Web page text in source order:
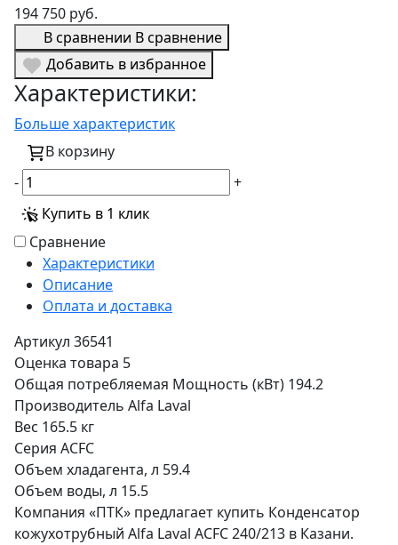
194 750 руб.
В сравнении В сравнение
Добавить в избранное
Характеристики:
Больше характеристик
В корзину
-
+
Купить в 1 клик
Сравнение
Характеристики
Описание
Оплата и доставка
Артикул 36541
Оценка товара 5
Общая потребляемая Мощность (кВт) 194.2
Производитель Alfa Laval
Вес 165.5 кг
Серия ACFC
Объем хладагента, л 59.4
Объем воды, л 15.5
Компания «ПТК» предлагает купить Конденсатор
кожухотрубный Alfa Laval ACFC 240/213 в Казани.